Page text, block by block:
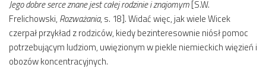
Jego dobre serce znane jest całej rodzinie i znajomym[S.W.
Frelichowski, Rozważania, s. 18]. Widać więc, jak wiele Wicek
czerpał przykład z rodziców, kiedy bezinteresownie niósł pomoc
potrzebującym ludziom, uwięzionym w piekle niemieckich więzień i
obozów koncentracyjnych.